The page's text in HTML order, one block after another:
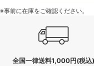
※事前に在庫をご確認ください。
全国一律送料1,000円(税込)